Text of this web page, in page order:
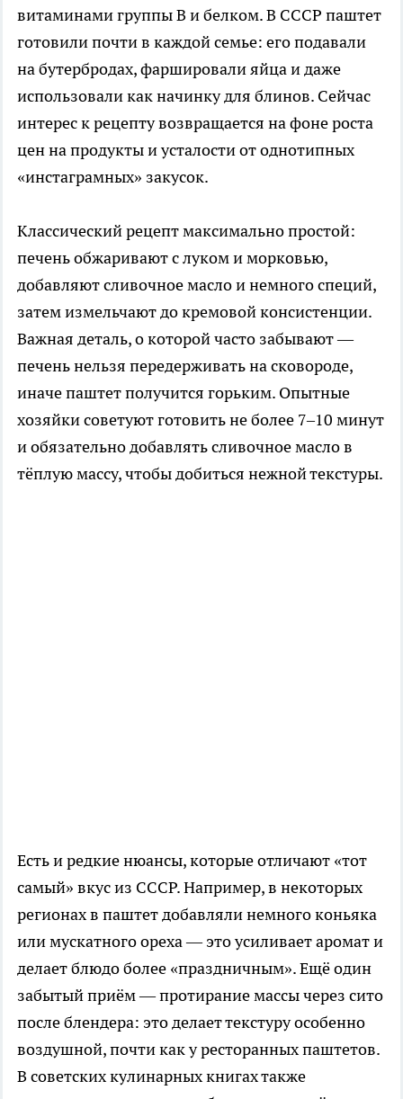
витаминами группы B и белком. В СССР паштет
готовили почти в каждой семье: его подавали
на бутербродах, фаршировали яйца и даже
использовали как начинку для блинов. Сейчас
интерес к рецепту возвращается на фоне роста
цен на продукты и усталости от однотипных
«инстаграмных» закусок.
Классический рецепт максимально простой:
печень обжаривают с луком и морковью,
добавляют сливочное масло и немного специй,
затем измельчают до кремовой консистенции.
Важная деталь, о которой часто забывают —
печень нельзя передерживать на сковороде,
иначе паштет получится горьким. Опытные
хозяйки советуют готовить не более 7–10 минут
и обязательно добавлять сливочное масло в
тёплую массу, чтобы добиться нежной текстуры.
Есть и редкие нюансы, которые отличают «тот
самый» вкус из СССР. Например, в некоторых
регионах в паштет добавляли немного коньяка
или мускатного ореха — это усиливает аромат и
делает блюдо более «праздничным». Ещё один
забытый приём — протирание массы через сито
после блендера: это делает текстуру особенно
воздушной, почти как у ресторанных паштетов.
В советских кулинарных книгах также